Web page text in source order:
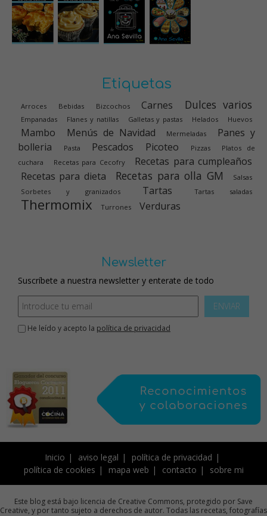
Etiquetas
Arroces Bebidas Bizcochos Carnes Dulces varios
Empanadas Flanes y natillas Galletas y pastas Helados Huevos
Mambo Menús de Navidad Mermeladas
Panes y
bolleria
Pasta Pescados Picoteo Pizzas
Platos de
cuchara
Recetas para Cecofry
Recetas para cumpleaños
Recetas para dieta
Recetas para olla GM
Salsas
Sorbetes y granizados
Tartas Tartas saladas
Thermomix Turrones Verduras
Newsletter
Suscríbete a nuestra newsletter y enterate de todo
ENVIAR
He leído y acepto la política de privacidad
Inicio aviso legal
política de privacidad
política de cookies
mapa web contacto sobre mi
Este blog está bajo licencia de Creative Commons, protegido por Save
Creative, y por tanto sujeto a derechos de autor. Todas las recetas, fotografías